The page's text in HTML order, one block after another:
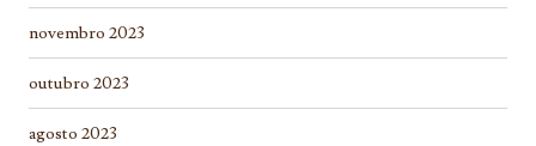
novembro 2023
outubro 2023
agosto 2023